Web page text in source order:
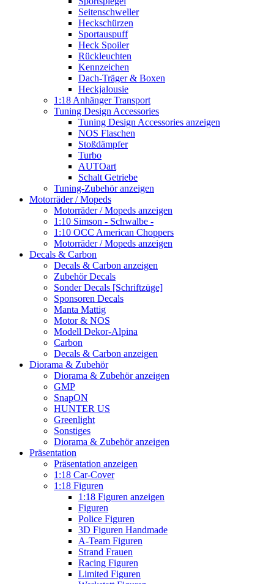
Seitenschweller
Heckschürzen
Sportauspuff
Heck Spoiler
Rückleuchten
Kennzeichen
Dach-Träger & Boxen
Heckjalousie
1:18 Anhänger Transport
Tuning Design Accessories
Tuning Design Accessories anzeigen
NOS Flaschen
Stoßdämpfer
Turbo
AUTOart
Schalt Getriebe
Tuning-Zubehör anzeigen
Motorräder / Mopeds
Motorräder / Mopeds anzeigen
1:10 Simson - Schwalbe -
1:10 OCC American Choppers
Motorräder / Mopeds anzeigen
Decals & Carbon
Decals & Carbon anzeigen
Zubehör Decals
Sonder Decals [Schriftzüge]
Sponsoren Decals
Manta Mattig
Motor & NOS
Modell Dekor-Alpina
Carbon
Decals & Carbon anzeigen
Diorama & Zubehör
Diorama & Zubehör anzeigen
GMP
SnapON
HUNTER US
Greenlight
Sonstiges
Diorama & Zubehör anzeigen
Präsentation
Präsentation anzeigen
1:18 Car-Cover
1:18 Figuren
1:18 Figuren anzeigen
Figuren
Police Figuren
3D Figuren Handmade
A-Team Figuren
Strand Frauen
Racing Figuren
Limited Figuren